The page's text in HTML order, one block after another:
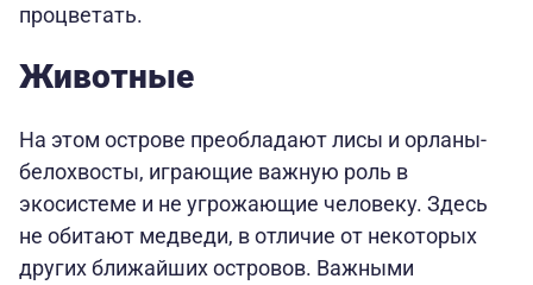
процветать.
Животные
На этом острове преобладают лисы и орланы-
белохвосты, играющие важную роль в
экосистеме и не угрожающие человеку. Здесь
не обитают медведи, в отличие от некоторых
других ближайших островов. Важными